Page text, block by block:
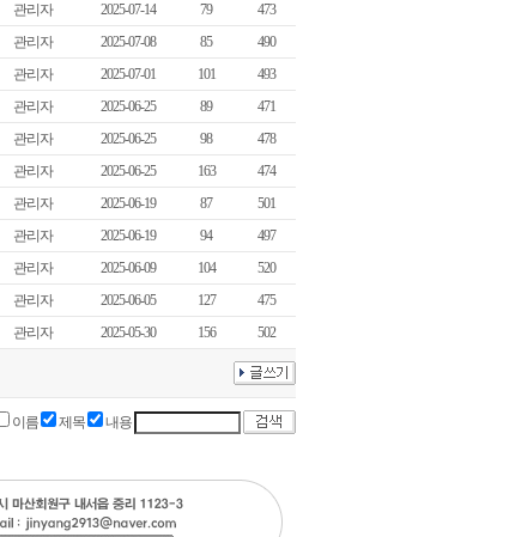
관리자 2025-07-14 79
473
관리자 2025-07-08 85
490
관리자 2025-07-01 101
493
관리자 2025-06-25 89
471
관리자 2025-06-25 98
478
관리자 2025-06-25 163
474
관리자 2025-06-19 87
501
관리자 2025-06-19 94
497
관리자 2025-06-09 104
520
관리자 2025-06-05 127
475
관리자 2025-05-30 156 502
이름 제목 내용